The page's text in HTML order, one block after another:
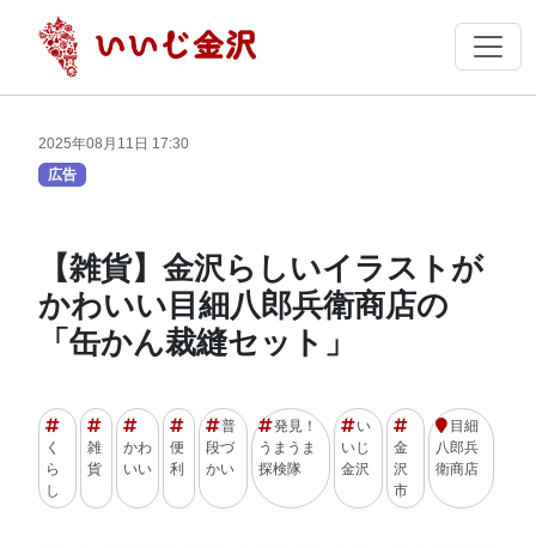
2025年08月11日 17:30
広告
【雑貨】金沢らしいイラストが
かわいい目細八郎兵衛商店の
「缶かん裁縫セット」
く
ら
し
雑
貨
かわ
いい
便
利
普
段づ
かい
発見！
うまうま
探検隊
い
いじ
金沢
金
沢
市
目細
八郎兵
衛商店